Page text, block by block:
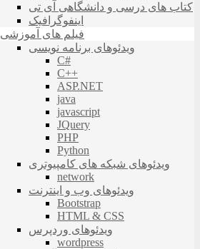
کتاب های درسی و دانشگاهی آی تی
اینفوگرافیک
فیلم های آموزشی
ویدئوهای برنامه نویسی
C#
C++
ASP.NET
java
javascript
JQuery
PHP
Python
ویدئوهای شبکه های کامپیوتری
network
ویدئوهای وب و اینترنت
Bootstrap
HTML & CSS
ویدئوهای وردپرس
wordpress